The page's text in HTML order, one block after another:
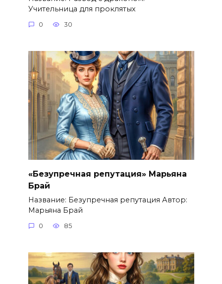
Учительница для проклятых
0 30
«Безупречная репутация» Марьяна
Брай
Название: Безупречная репутация Автор:
Марьяна Брай
0 85